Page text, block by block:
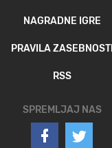
NAGRADNE IGRE
PRAVILA ZASEBNOSTI
RSS
SPREMLJAJ NAS